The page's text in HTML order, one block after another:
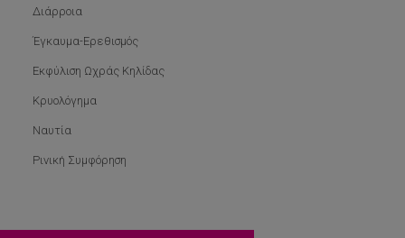
Διάρροια
Έγκαυμα-Ερεθισμός
Εκφύλιση Ωχράς Κηλίδας
Κρυολόγημα
Ναυτία
Ρινική Συμφόρηση